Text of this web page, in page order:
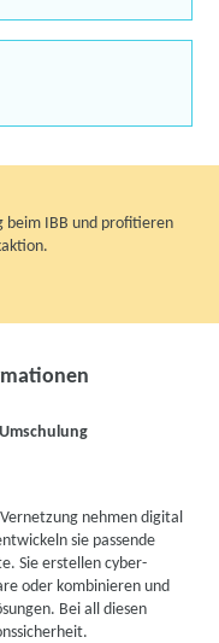
beim IBB und profitieren
nehmen digital
sie passende
Sie erstellen cyber-
oder kombinieren und
Bei all diesen